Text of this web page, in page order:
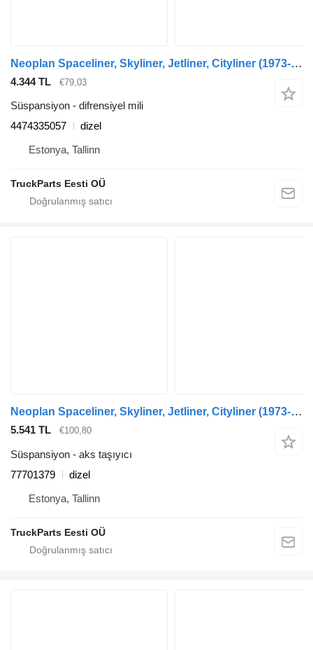
Neoplan Spaceliner, Skyliner, Jetliner, Cityliner (1973-) otobüs için zp jetliner n213 (01.73-12.93) 4474335057 difrensiyel mili
4.344 TL €79,03
Süspansiyon - difrensiyel mili
4474335057
dizel
Estonya, Tallinn
TruckParts Eesti OÜ
Neoplan Spaceliner, Skyliner, Jetliner, Cityliner (1973-) otobüs için Neoplan Cityliner N1216 HD (01.73-) 77701379 aks taşıyıcı
5.541 TL €100,80
Süspansiyon - aks taşıyıcı
77701379
dizel
Estonya, Tallinn
TruckParts Eesti OÜ